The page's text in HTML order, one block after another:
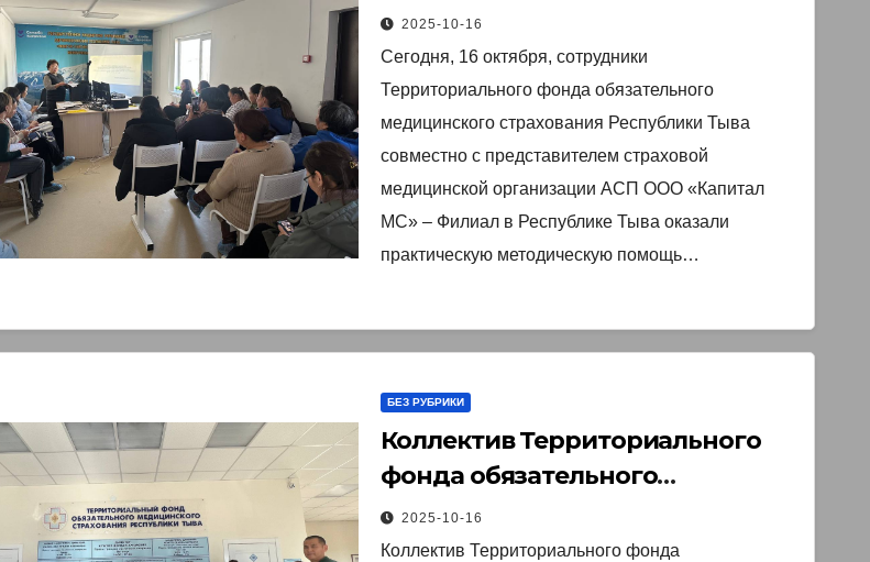
обязательного медицинского
страхования Республики Тыва
совместно с представителем
страховой медицинской
организации АСП ООО «Капитал
МС» – Филиал в Республике Тыва
оказали практическую
методическую помощь
РТ «Монгун-Тайгинская ЦКБ» по
2025-10-16
Сегодня, 16 октября, сотрудники
Территориального фонда обязательного
медицинского страхования Республики Тыва
совместно с представителем страховой
медицинской организации АСП ООО «Капитал
МС» – Филиал в Республике Тыва оказали
практическую методическую помощь…
БЕЗ РУБРИКИ
Коллектив Территориального
фонда обязательного
медицинского страхования
Республики Тыва принял
2025-10-16
Коллектив Территориального фонда